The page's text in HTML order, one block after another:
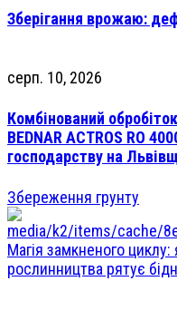
Зберігання врожаю:
серп. 10, 2026
Комбінований
BEDNAR ACTROS RO
господарству на
Збереження грунту
Магія замкненого
рослинництва рятує